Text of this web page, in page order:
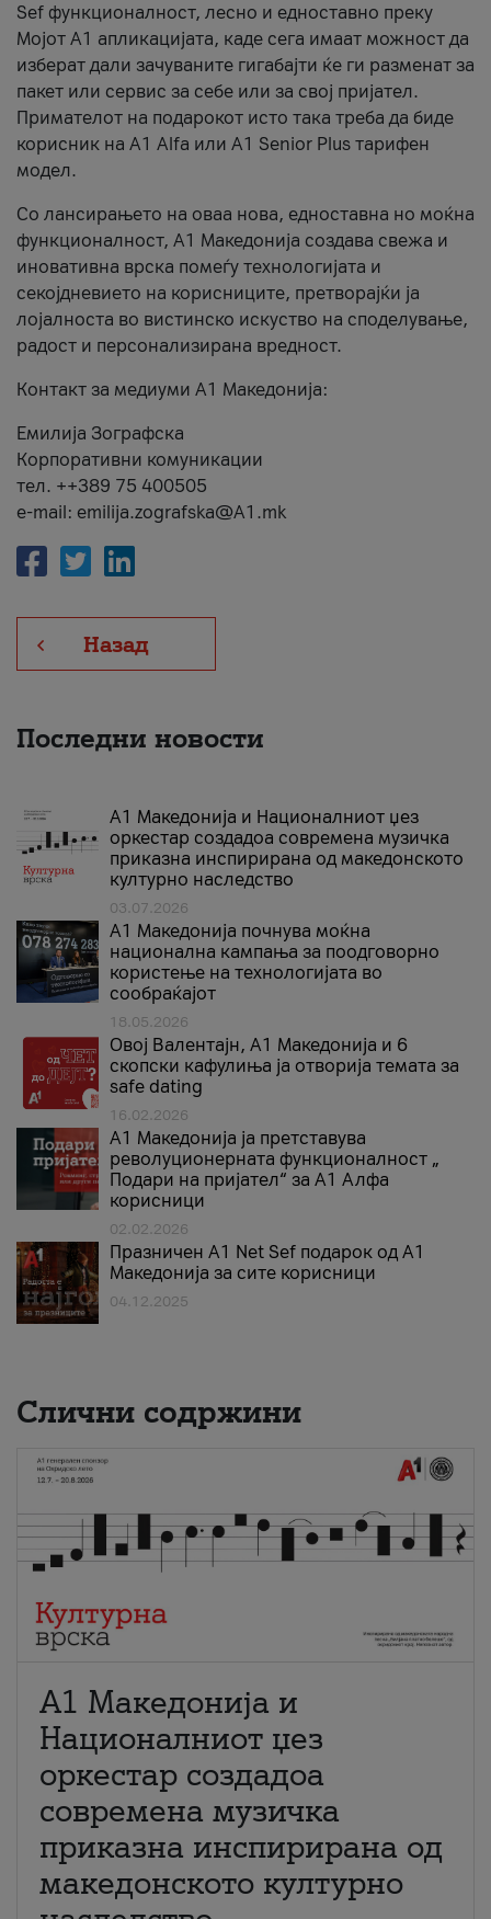
Sef функционалност, лесно и едноставно преку
Мојот А1 апликацијата, каде сега имаат можност да
изберат дали зачуваните гигабајти ќе ги разменат за
пакет или сервис за себе или за свој пријател.
Примателот на подарокот исто така треба да биде
корисник на А1 Alfa или A1 Senior Plus тарифен
модел.
Со лансирањето на оваа нова, едноставна но моќна
функционалност, А1 Македонија создава свежа и
иновативна врска помеѓу технологијата и
секојдневието на корисниците, претворајќи ја
лојалноста во вистинско искуство на споделување,
радост и персонализирана вредност.
Контакт за медиуми А1 Македонија:
Емилија Зографска
Корпоративни комуникации
тел. ++389 75 400505
e-mail: emilija.zografska@A1.mk
Назад
Последни новости
А1 Македонија и Националниот џез
оркестар создадоа современа музичка
приказна инспирирана од македонското
културно наследство
03.07.2026
A1 Македонија почнува моќна
национална кампања за поодговорно
користење на технологијата во
сообраќајот
18.05.2026
Овој Валентајн, A1 Македонија и 6
скопски кафулиња ја отворија темата за
safe dating
16.02.2026
А1 Македонија ја претставува
револуционерната функционалност „
Подари на пријател“ за А1 Алфа
корисници
02.02.2026
Празничен A1 Net Sеf подарок од А1
Македонија за сите корисници
04.12.2025
Слични содржини
А1 Македонија и
Националниот џез
оркестар создадоа
современа музичка
приказна инспирирана од
македонското културно